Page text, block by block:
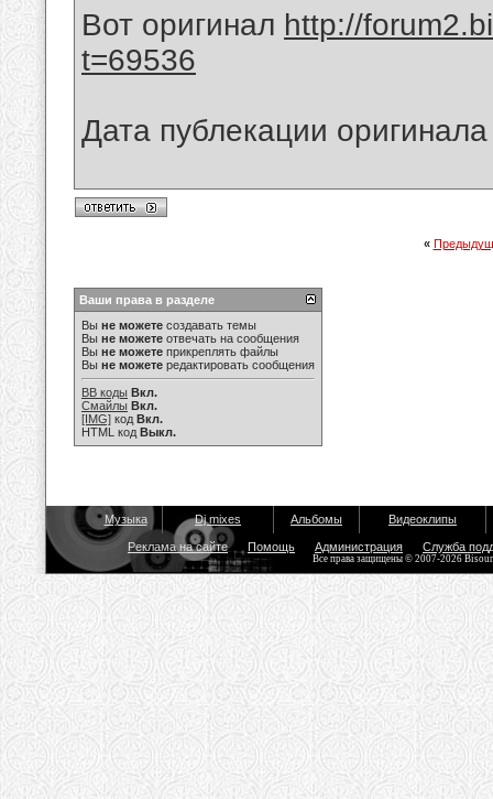
Вот оригинал http://
t=69536
Дата публекации
«
Ваши права в разделе
Вы не можете создавать темы
Вы не можете отвечать на сообщения
Вы не можете прикреплять файлы
Вы не можете редактировать сообщения
BB коды Вкл.
Смайлы Вкл.
[IMG] код Вкл.
HTML код Выкл.
Музыка Dj mixes Альбомы Видеоклипы
Реклама на сайте Помощь Администрация Служба
Все права защищены © 2007-2026